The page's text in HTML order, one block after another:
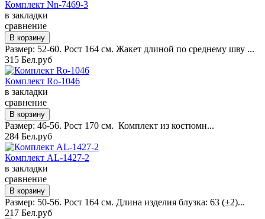
Комплект Nn-7469-3
в закладки
сравнение
Размер: 52-60. Рост 164 см. Жакет длиной по среднему шву ...
315 Бел.руб
Комплект Ro-1046
в закладки
сравнение
Размер: 46-56. Рост 170 см. Комплект из костюмн...
284 Бел.руб
Комплект AL-1427-2
в закладки
сравнение
Размер: 50-56. Рост 164 см. Длина изделия блузка: 63 (±2)...
217 Бел.руб